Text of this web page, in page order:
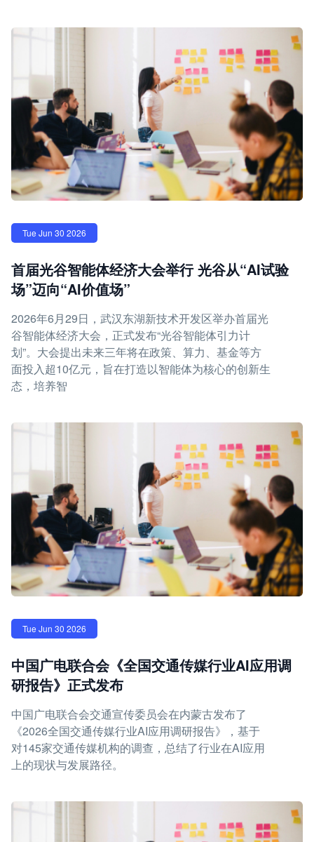
Tue Jun 30 2026
首届光谷智能体经济大会举行 光谷从“AI试验
场”迈向“AI价值场”
2026年6月29日，武汉东湖新技术开发区举办首届光
谷智能体经济大会，正式发布“光谷智能体引力计
划”。大会提出未来三年将在政策、算力、基金等方
面投入超10亿元，旨在打造以智能体为核心的创新生
态，培养智
Tue Jun 30 2026
中国广电联合会《全国交通传媒行业AI应用调
研报告》正式发布
中国广电联合会交通宣传委员会在内蒙古发布了
《2026全国交通传媒行业AI应用调研报告》，基于
对145家交通传媒机构的调查，总结了行业在AI应用
上的现状与发展路径。